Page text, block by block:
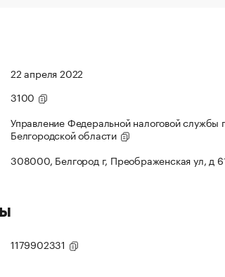
22 апреля 2022
3100
Управление Федеральной налоговой службы
Белгородской области
308000, Белгород г, Преображенская ул, д
1179902331